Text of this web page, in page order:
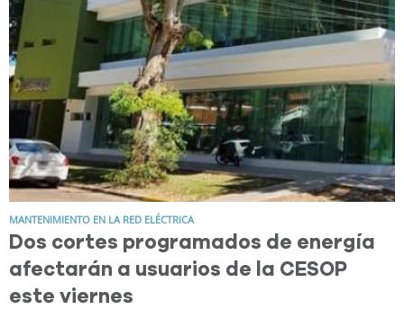
MANTENIMIENTO EN LA RED ELÉCTRICA
Dos cortes programados de energía
afectarán a usuarios de la CESOP
este viernes